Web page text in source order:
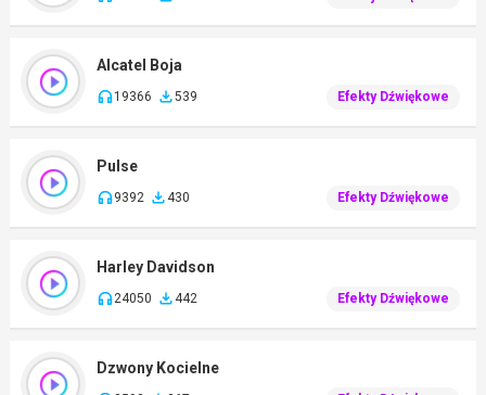
Alcatel Boja
19366 539 Efekty Dźwiękowe
Pulse
9392 430 Efekty Dźwiękowe
Harley Davidson
24050 442 Efekty Dźwiękowe
Dzwony Kocielne